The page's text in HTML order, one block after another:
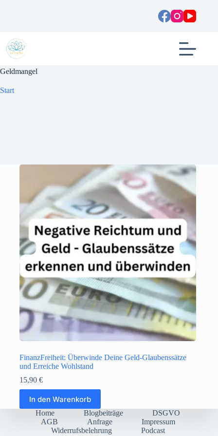
Geldmangel
Start
FinanzFreiheit: Überwinde Deine Geld-Glaubenssätze
und Erreiche Wohlstand
15,90 €
In den Warenkorb
Home Blogbeiträge
DSGVO
AGB
Anfrage
Impressum
Widerrufsbelehrung
Podcast